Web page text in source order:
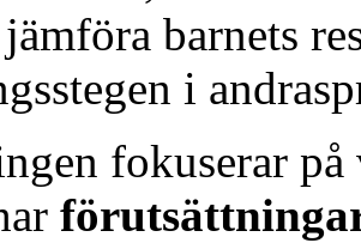
barnets
i
fokuserar